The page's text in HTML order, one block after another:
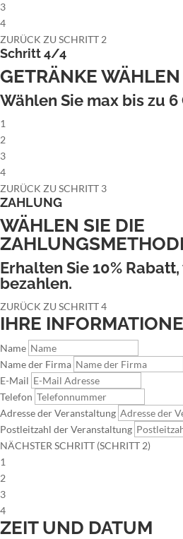
3
4
ZURÜCK ZU SCHRITT 2
Schritt 4/4
GETRÄNKE WÄHLEN
Wählen Sie max bis zu 6
1
2
3
4
ZURÜCK ZU SCHRITT 3
ZAHLUNG
WÄHLEN SIE DIE
Erhalten Sie 10%
bezahlen.
ZURÜCK ZU SCHRITT 4
IHRE
Name
Name der Firma
E-Mail
Telefon
Adresse der Veranstaltung
Postleitzahl der Veranstaltung
NÄCHSTER SCHRITT (SCHRITT 2)
1
2
3
4
ZEIT UND DATUM